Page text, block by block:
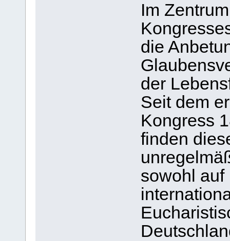
Im
die
der
Seit dem
Kongress
finden
sowohl auf